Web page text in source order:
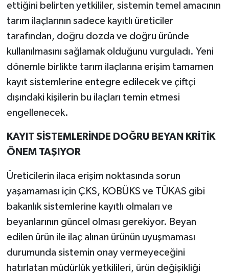
ettiğini belirten yetkililer, sistemin temel amacının
tarım ilaçlarının sadece kayıtlı üreticiler
tarafından, doğru dozda ve doğru üründe
kullanılmasını sağlamak olduğunu vurguladı. Yeni
dönemle birlikte tarım ilaçlarına erişim tamamen
kayıt sistemlerine entegre edilecek ve çiftçi
dışındaki kişilerin bu ilaçları temin etmesi
engellenecek.
KAYIT SİSTEMLERİNDE DOĞRU BEYAN KRİTİK
ÖNEM TAŞIYOR
Üreticilerin ilaca erişim noktasında sorun
yaşamaması için ÇKS, KOBÜKS ve TÜKAS gibi
bakanlık sistemlerine kayıtlı olmaları ve
beyanlarının güncel olması gerekiyor. Beyan
edilen ürün ile ilaç alınan ürünün uyuşmaması
durumunda sistemin onay vermeyeceğini
hatırlatan müdürlük yetkilileri, ürün değişikliği